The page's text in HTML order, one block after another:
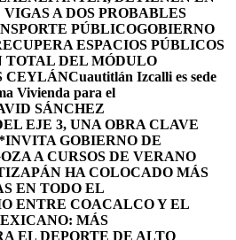
A DOS PROBABLES
PÚBLICOGOBIERNO
ESPACIOS PÚBLICOS
TOTAL DEL MÓDULO
CEYLÁNCuautitlán Izcalli es sede
Vivienda para el
SÁNCHEZ
EJE 3, UNA OBRA CLAVE
GOBIERNO DE
A CURSOS DE VERANO
HA COLOCADO MÁS
EN TODO EL
ENTRE COACALCO Y EL
MÁS
EL DEPORTE DE ALTO